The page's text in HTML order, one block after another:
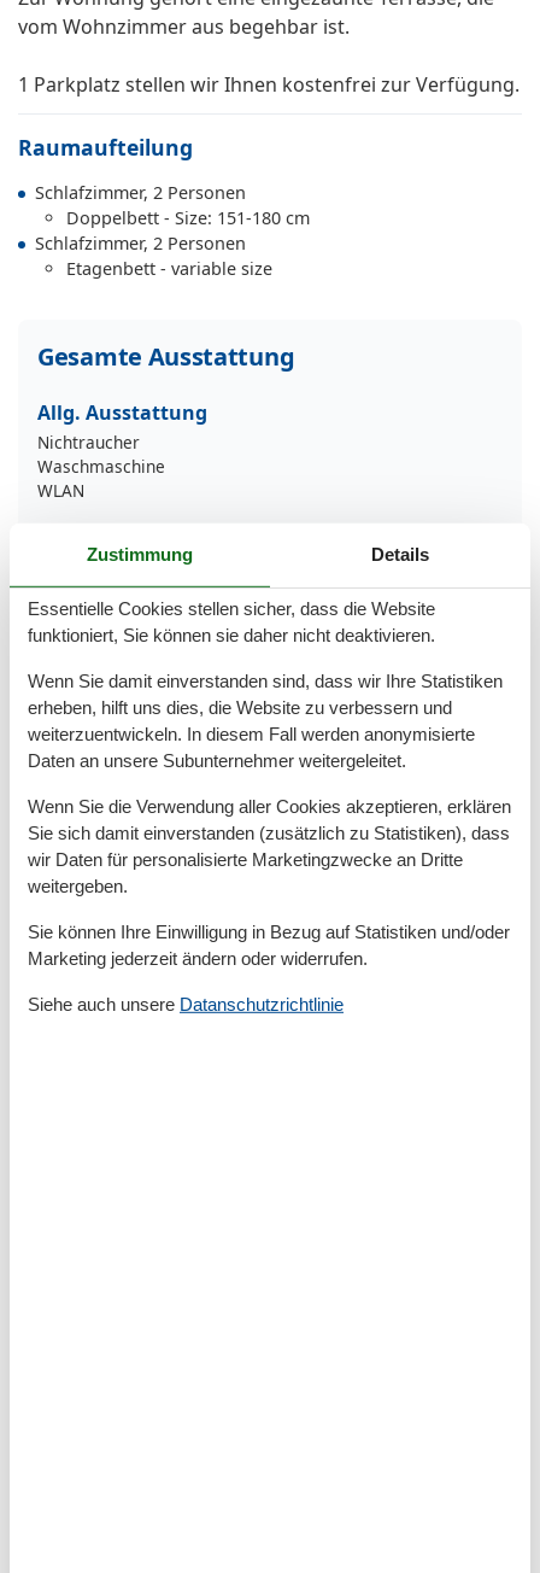
vom Wohnzimmer aus begehbar ist.
1 Parkplatz stellen wir Ihnen kostenfrei zur Verfügung.
Raumaufteilung
Schlafzimmer, 2 Personen
Doppelbett - Size: 151-180 cm
Schlafzimmer, 2 Personen
Etagenbett - variable size
Gesamte Ausstattung
Allg. Ausstattung
Nichtraucher
Waschmaschine
WLAN
Außen
Fahrradstellplatz
Gartenstühle-/liegen
Parkplatz am Objekt
Parkplatz kostenfrei
Terrasse/Veranda
Außenanlage
Fahrradverleih
Garten/Liegewiese
Grill
Grillplatz
Kostenfreies Parken
Basic
Größe
Zustimmung Details
Essentielle Cookies stellen sicher, dass die Website
funktioniert, Sie können sie daher nicht deaktivieren.
Wenn Sie damit einverstanden sind, dass wir Ihre Statistiken
erheben, hilft uns dies, die Website zu verbessern und
weiterzuentwickeln. In diesem Fall werden anonymisierte
Daten an unsere Subunternehmer weitergeleitet.
Wenn Sie die Verwendung aller Cookies akzeptieren, erklären
Sie sich damit einverstanden (zusätzlich zu Statistiken), dass
wir Daten für personalisierte Marketingzwecke an Dritte
weitergeben.
Sie können Ihre Einwilligung in Bezug auf Statistiken und/oder
Marketing jederzeit ändern oder widerrufen.
Siehe auch unsere Datanschutzrichtlinie